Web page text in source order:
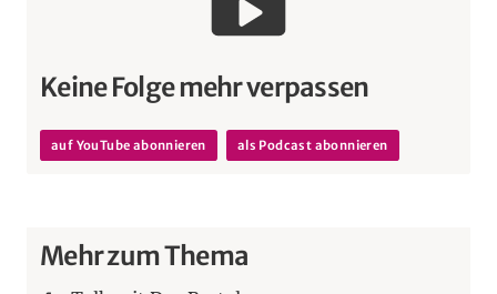
Keine Folge mehr verpassen
auf YouTube abonnieren als Podcast abonnieren
Mehr zum Thema